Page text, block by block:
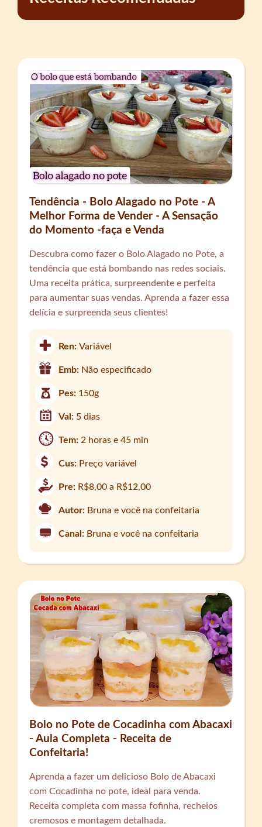
Tendência - Bolo Alagado no Pote - A
Melhor Forma de Vender - A Sensação
do Momento -faça e Venda
Descubra como fazer o Bolo Alagado no Pote, a
tendência que está bombando nas redes sociais.
Uma receita prática, surpreendente e perfeita
para aumentar suas vendas. Aprenda a fazer essa
delícia e surpreenda seus clientes!
Ren:Variável
Emb: Não especificado
Pes: 150g
Val: 5 dias
Tem: 2 horas e 45 min
Cus: Preço variável
Pre: R$8,00 a R$12,00
Autor: Bruna e você na confeitaria
Canal: Bruna e você na confeitaria
Bolo no Pote de Cocadinha com Abacaxi
- Aula Completa - Receita de
Confeitaria!
Aprenda a fazer um delicioso Bolo de Abacaxi
com Cocadinha no pote, ideal para venda.
Receita completa com massa fofinha, recheios
cremosos e montagem detalhada.